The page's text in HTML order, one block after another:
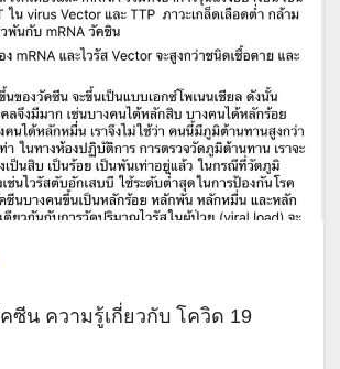
ซีน ความรู้เกี่ยวกับ โควิด 19